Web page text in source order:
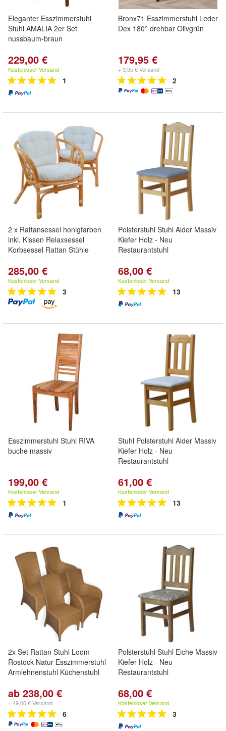
Eleganter Esszimmerstuhl
Stuhl AMALIA 2er Set
nussbaum-braun
229,00 €
Kostenloser Versand
1
Bronx71 Esszimmerstuhl Leder
Dex 180° drehbar Olivgrün
179,95 €
+ 9,95 € Versand
2
2 x Rattansessel honigfarben
inkl. Kissen Relaxsessel
Korbsessel Rattan Stühle
285,00 €
Kostenloser Versand
3
Polsterstuhl Stuhl Alder Massiv
Kiefer Holz - Neu
Restaurantstuhl
68,00 €
Kostenloser Versand
13
Esszimmerstuhl Stuhl RIVA
buche massiv
199,00 €
Kostenloser Versand
1
Stuhl Polsterstuhl Alder Massiv
Kiefer Holz - Neu
Restaurantstuhl
61,00 €
Kostenloser Versand
13
2x Set Rattan Stuhl Loom
Rostock Natur Esszimmerstuhl
Armlehnenstuhl Küchenstuhl
ab 238,00 €
+ 49,00 € Versand
6
Polsterstuhl Stuhl Eiche Massiv
Kiefer Holz - Neu
Restaurantstuhl
68,00 €
Kostenloser Versand
3